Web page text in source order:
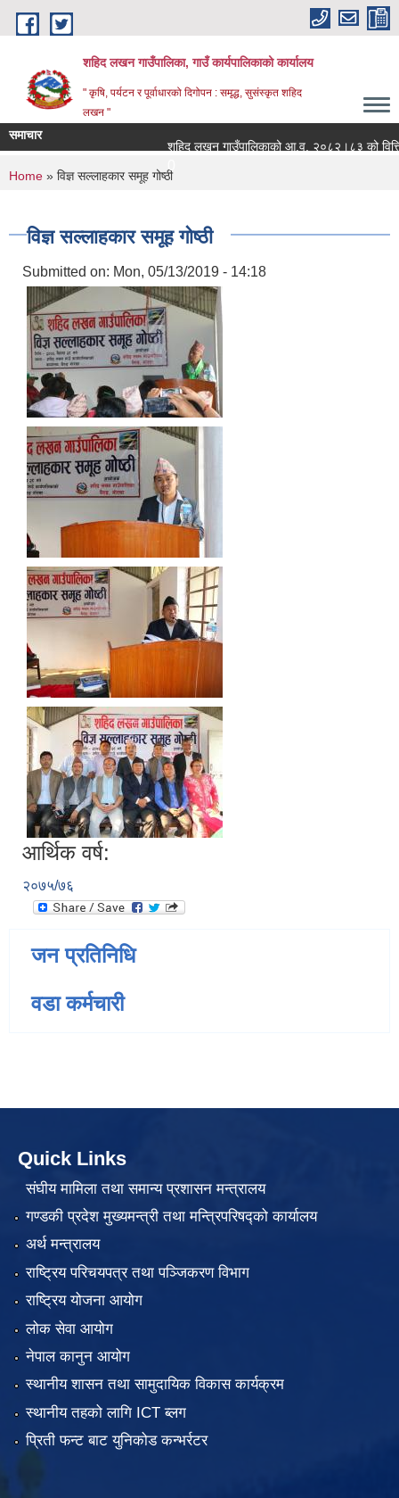
Skip to main content
शहिद लखन गाउँपालिका, गाउँ कार्यपालिकाको कार्यालय
" कृषि, पर्यटन र पूर्वाधारको दिगोपन : समृद्ध, सुसंस्कृत शहिद
लखन "
समाचार
शहिद लखन गाउँपालिकाको आ.व. २०८२।८३ को वित्तिय
0
You are here
Home » विज्ञ सल्लाहकार समूह गोष्ठी
विज्ञ सल्लाहकार समूह गोष्ठी
Submitted on: Mon, 05/13/2019 - 14:18
आर्थिक वर्ष:
२०७५/७६
जन प्रतिनिधि
वडा कर्मचारी
Quick Links
संघीय मामिला तथा समान्य प्रशासन मन्त्रालय
गण्डकी प्रदेश मुख्यमन्त्री तथा मन्त्रिपरिषद्को कार्यालय
अर्थ मन्त्रालय
राष्ट्रिय परिचयपत्र तथा पञ्जिकरण विभाग
राष्ट्रिय योजना आयोग
लोक सेवा आयोग
नेपाल कानुन आयोग
स्थानीय शासन तथा सामुदायिक विकास कार्यक्रम
स्थानीय तहको लागि ICT ब्लग
प्रिती फन्ट बाट युनिकोड कन्भर्रटर